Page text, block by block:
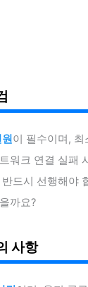
이 필수이며,
워크 연결 실패
드시 선행해야
까요?
사항